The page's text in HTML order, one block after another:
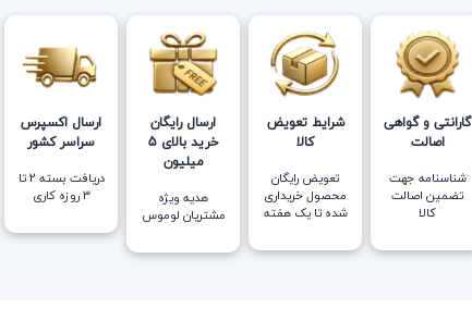
گارانتی و گواهی
اصالت
شناسنامه جهت
تضمین اصالت
کالا
شرایط تعویض
کالا
تعویض رایگان
محصول خریداری
شده تا یک هفته
ارسال رایگان
خرید بالای 5
میلیون
هدیه ویژه
مشتریان لوموس
ارسال اکسپرس
سراسر کشور
دریافت بسته ۲ تا
۳ روزه کاری